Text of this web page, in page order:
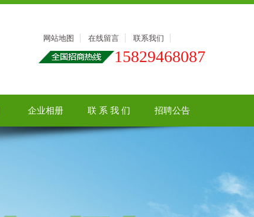
网站地图 在线留言 联系我们
15829468087
企业相册 联 系 我 们 招聘公告